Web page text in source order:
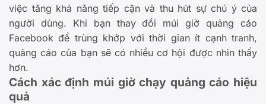
việc tăng khả năng tiếp cận và thu hút sự chú ý của
người dùng. Khi bạn thay đổi múi giờ quảng cáo
Facebook để trùng khớp với thời gian ít cạnh tranh,
quảng cáo của bạn sẽ có nhiều cơ hội được nhìn thấy
hơn.
Cách xác định múi giờ chạy quảng cáo hiệu
quả